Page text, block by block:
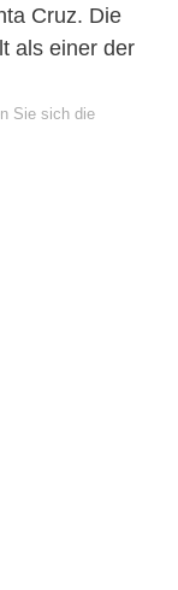
Cruz. Die
als einer der
Sie sich die